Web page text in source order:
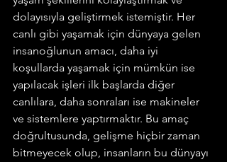
dolayısıyla geliştirmek istemiştir. Her
canlı gibi yaşamak için dünyaya gelen
insanoğlunun amacı, daha iyi
koşullarda yaşamak için mümkün ise
yapılacak işleri ilk başlarda diğer
canlılara, daha sonraları ise makineler
ve sistemlere yaptırmaktır. Bu amaç
doğrultusunda, gelişme hiçbir zaman
bitmeyecek olup, insanların bu dünyayı